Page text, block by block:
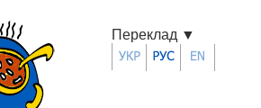
Переклад ▼